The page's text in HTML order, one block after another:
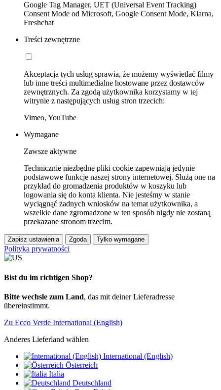
Google Tag Manager, UET (Universal Event Tracking)
Consent Mode od Microsoft, Google Consent Mode, Klarna,
Freshchat
Treści zewnętrzne
Akceptacja tych usług sprawia, że możemy wyświetlać filmy
lub inne treści multimedialne hostowane przez dostawców
zewnętrznych. Za zgodą użytkownika korzystamy w tej
witrynie z następujących usług stron trzecich:
Vimeo, YouTube
Wymagane
Zawsze aktywne
Technicznie niezbędne pliki cookie zapewniają jedynie
podstawowe funkcje naszej strony internetowej. Służą one na
przykład do gromadzenia produktów w koszyku lub
logowania się do konta klienta. Nie jesteśmy w stanie
wyciągnąć żadnych wniosków na temat użytkownika, a
wszelkie dane zgromadzone w ten sposób nigdy nie zostaną
przekazane stronom trzecim.
Zapisz ustawienia Zgoda Tylko wymagane
Polityka prywatności
Bist du im richtigen Shop?
Bitte wechsle zum Land, das mit deiner Lieferadresse
übereinstimmt.
Zu Ecco Verde International (English)
Anderes Lieferland wählen
International (English)
Österreich
Italia
Deutschland